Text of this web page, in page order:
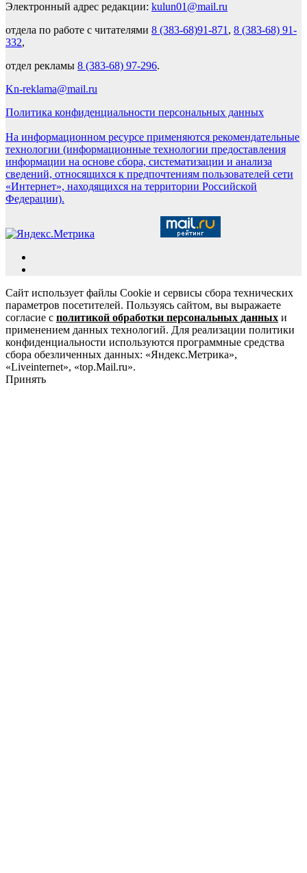
Электронный адрес редакции: kulun01@mail.ru
отдела по работе с читателями 8 (383-68)91-871 , 8 (383-68) 91-
332,
отдел рекламы 8 (383-68) 97-296.
Kn-reklama@mail.ru
Политика конфиденциальности персональных данных
На информационном ресурсе применяются рекомендательные
технологии (информационные технологии предоставления
информации на основе сбора, систематизации и анализа
сведений, относящихся к предпочтениям пользователей сети
«Интернет», находящихся на территории Российской
Федерации).
Сайт использует файлы Cookie и сервисы сбора технических
параметров посетителей. Пользуясь сайтом, вы выражаете
согласие с политикой обработки персональных данных и
применением данных технологий. Для реализации политики
конфиденциальности используются программные средства
сбора обезличенных данных: «Яндекс.Метрика»,
«Liveinternet», «top.Mail.ru».
Принять